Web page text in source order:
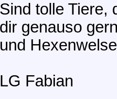
Sind tolle Tiere,
dir genauso
und
LG Fabian